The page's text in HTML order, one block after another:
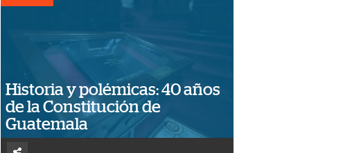
Historia y polémicas: 40 años
de la Constitución de
Guatemala